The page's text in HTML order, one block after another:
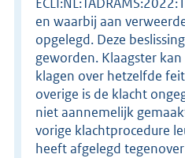
en waarbij aan
opgelegd. Deze
geworden. Klaagster
klagen over hetzelfde
overige is de klacht
niet aannemelijk
vorige klachtprocedure
heeft afgelegd